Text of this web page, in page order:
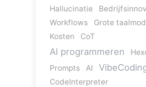
Hallucinatie
Workflows
Grote
Kosten
CoT
AI programmeren
Prompts
AI
CodeInterpreter